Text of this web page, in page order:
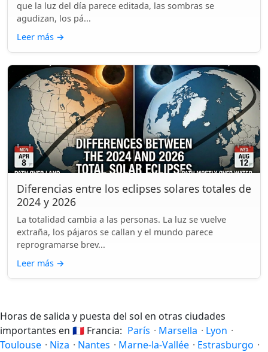
que la luz del día parece editada, las sombras se
agudizan, los pá...
Leer más →
Diferencias entre los eclipses solares totales de
2024 y 2026
La totalidad cambia a las personas. La luz se vuelve
extraña, los pájaros se callan y el mundo parece
reprogramarse brev...
Leer más →
Horas de salida y puesta del sol en otras ciudades
importantes en 🇫🇷 Francia: París · Marsella · Lyon ·
Toulouse · Niza · Nantes · Marne-la-Vallée · Estrasburgo ·